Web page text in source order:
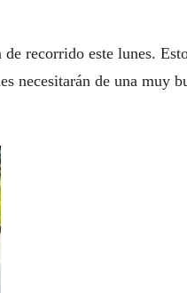
recorrido este lunes.
necesitarán de una muy